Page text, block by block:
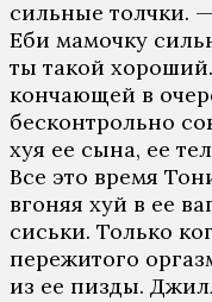
сильные толчки.
Еби мамочку
ты такой
кончающей в
бесконтрольно
хуя ее сына, ее
Все это время
вгоняя хуй в ее
сиськи. Только
пережитого
из ее пизды.